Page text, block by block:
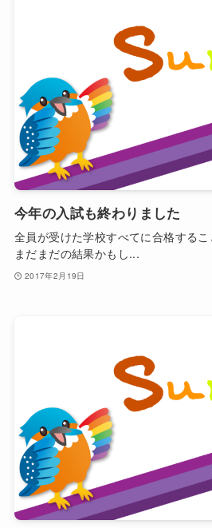
今年の入試も終わりました
全員が受けた学校すべてに合格するこ
まだまだの結果かもし...
2017年2月19日